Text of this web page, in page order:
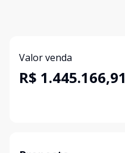
Valor venda
R$ 1.445.166,91